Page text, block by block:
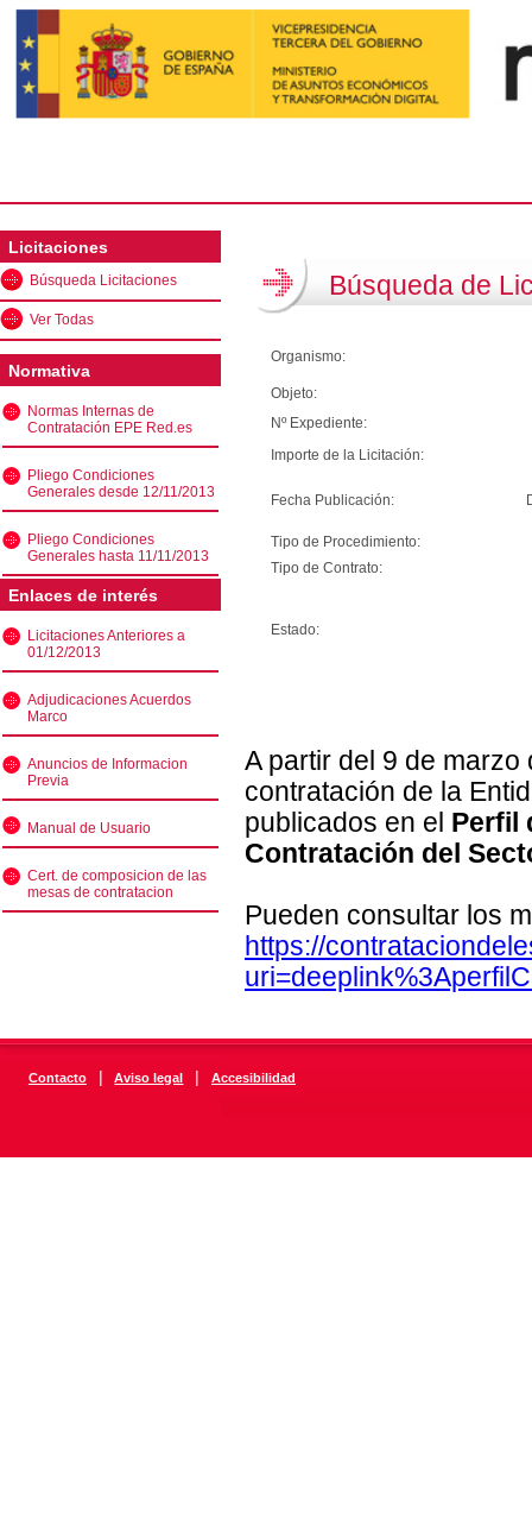
Licitaciones
Búsqueda Licitaciones
Ver Todas
Normativa
Normas Internas de
Contratación EPE Red.es
Pliego Condiciones
Generales desde 12/11/2013
Pliego Condiciones
Generales hasta 11/11/2013
Enlaces de interés
Licitaciones Anteriores a
01/12/2013
Adjudicaciones Acuerdos
Marco
Anuncios de Informacion
Previa
Manual de Usuario
Cert. de composicion de las
mesas de contratacion
Búsqueda de
Organismo:
Objeto:
Nº Expediente:
Importe de la Licitación:
Fecha Publicación:
Tipo de Procedimiento:
Tipo de Contrato:
Estado:
A partir del 9 de
contratación de la
publicados en el Perfil
Contratación del
Pueden consultar los
https://
Contacto | Aviso legal | Accesibilidad